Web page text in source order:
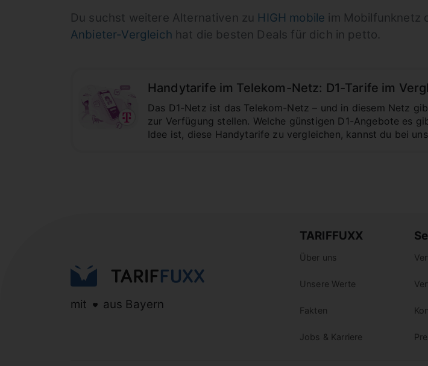
Du suchst weitere Alternativen zu HIGH mobile im Mobilfunknetz
Anbieter-Vergleich hat die besten Deals für dich in petto.
Handytarife im Telekom-Netz: D1-Tarife im
Das D1-Netz ist das Telekom-Netz – und in diesem Netz
zur Verfügung stellen. Welche günstigen D1-Angebote es
Idee ist, diese Handytarife zu vergleichen, kannst du bei
mit aus Bayern
TARIFFUXX
Über uns
Unsere Werte
Fakten
Jobs & Karriere